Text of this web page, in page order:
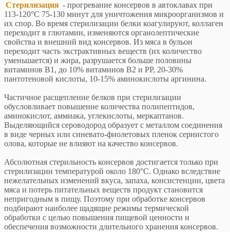
Стерилизация - прогревание консервов в автоклавах при
113-120°С 75-130 минут для уничтожения микроорганизмов и
их спор. Во время стерилизации белки коагулируют, коллаген
переходит в глютамин, изменяются органолептические
свойства и внешний вид консервов. Из мяса в бульон
переходит часть экстрактивных веществ (их количество
уменьшается) и жира, разрушается больше половины
витаминов В1, до 10% витаминов В2 и РР, 20-30%
пантотеновой кислоты, 10-15% аминокислоты аргинина.
Частичное расщепление белков при стерилизации
обусловливает повышение количества полипептидов,
аминокислот, аммиака, углекислоты, меркаптанов.
Выделяющийся сероводород образует с металлом соединения
в виде черных или синевато-фиолетовых пленок сернистого
олова, которые не влияют на качество консервов.
Абсолютная стерильность консервов достигается только при
стерилизации температурой около 180°С. Однако вследствие
нежелательных изменений вкуса, запаха, консистенции, цвета
мяса и потерь питательных веществ продукт становится
непригодным в пищу. Поэтому при обработке консервов
подбирают наиболее щадящие режимы термической
обработки с целью повышения пищевой ценности и
обеспечения возможности длительного хранения консервов.